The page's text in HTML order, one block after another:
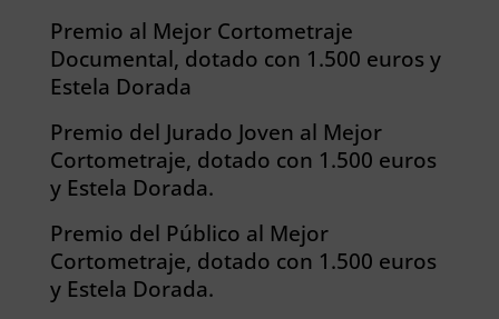
Premio al Mejor Cortometraje
Documental, dotado con 1.500 euros y
Estela Dorada
Premio del Jurado Joven al Mejor
Cortometraje, dotado con 1.500 euros
y Estela Dorada.
Premio del Público al Mejor
Cortometraje, dotado con 1.500 euros
y Estela Dorada.